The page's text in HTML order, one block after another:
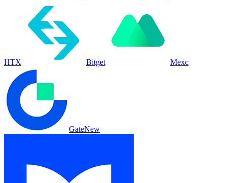
HTX Bitget Mexc
GateNew